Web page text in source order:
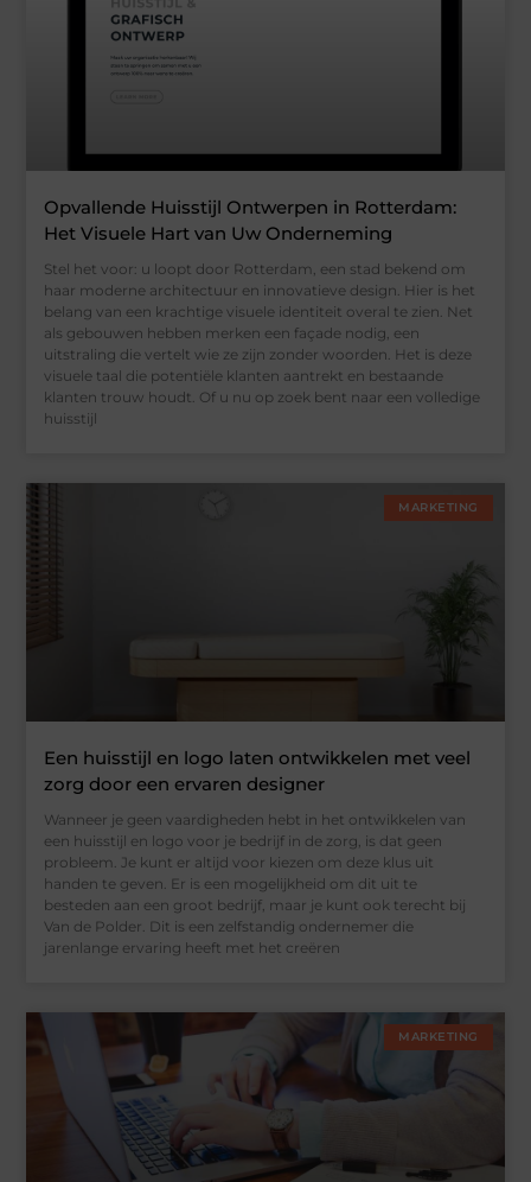
Opvallende Huisstijl Ontwerpen in Rotterdam:
Het Visuele Hart van Uw Onderneming
Stel het voor: u loopt door Rotterdam, een stad bekend om
haar moderne architectuur en innovatieve design. Hier is het
belang van een krachtige visuele identiteit overal te zien. Net
als gebouwen hebben merken een façade nodig, een
uitstraling die vertelt wie ze zijn zonder woorden. Het is deze
visuele taal die potentiële klanten aantrekt en bestaande
klanten trouw houdt. Of u nu op zoek bent naar een volledige
huisstijl
MARKETING
Een huisstijl en logo laten ontwikkelen met veel
zorg door een ervaren designer
Wanneer je geen vaardigheden hebt in het ontwikkelen van
een huisstijl en logo voor je bedrijf in de zorg, is dat geen
probleem. Je kunt er altijd voor kiezen om deze klus uit
handen te geven. Er is een mogelijkheid om dit uit te
besteden aan een groot bedrijf, maar je kunt ook terecht bij
Van de Polder. Dit is een zelfstandig ondernemer die
jarenlange ervaring heeft met het creëren
MARKETING